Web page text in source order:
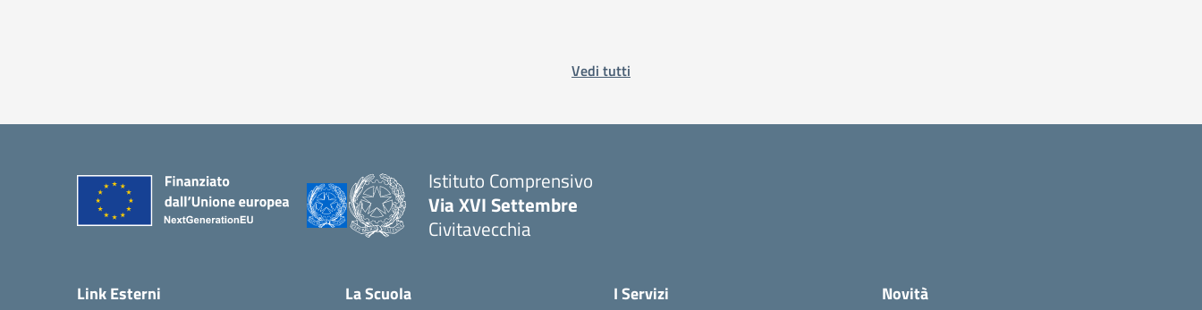
Vedi tutti
Istituto Comprensivo
Via XVI Settembre
Civitavecchia
Link Esterni La Scuola I Servizi Novità